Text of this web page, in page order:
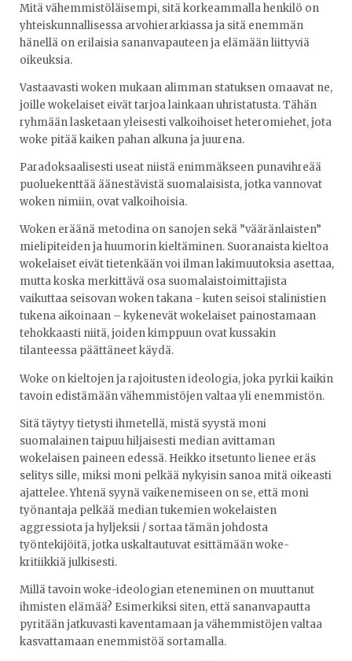
Mitä vähemmistöläisempi, sitä korkeammalla henkilö on
yhteiskunnallisessa arvohierarkiassa ja sitä enemmän
hänellä on erilaisia sananvapauteen ja elämään liittyviä
oikeuksia.
Vastaavasti woken mukaan alimman statuksen omaavat ne,
joille wokelaiset eivät tarjoa lainkaan uhristatusta. Tähän
ryhmään lasketaan yleisesti valkoihoiset heteromiehet, jota
woke pitää kaiken pahan alkuna ja juurena.
Paradoksaalisesti useat niistä enimmäkseen punavihreää
puoluekenttää äänestävistä suomalaisista, jotka vannovat
woken nimiin, ovat valkoihoisia.
Woken eräänä metodina on sanojen sekä ”vääränlaisten”
mielipiteiden ja huumorin kieltäminen. Suoranaista kieltoa
wokelaiset eivät tietenkään voi ilman lakimuutoksia asettaa,
mutta koska merkittävä osa suomalaistoimittajista
vaikuttaa seisovan woken takana - kuten seisoi stalinistien
tukena aikoinaan – kykenevät wokelaiset painostamaan
tehokkaasti niitä, joiden kimppuun ovat kussakin
tilanteessa päättäneet käydä.
Woke on kieltojen ja rajoitusten ideologia, joka pyrkii kaikin
tavoin edistämään vähemmistöjen valtaa yli enemmistön.
Sitä täytyy tietysti ihmetellä, mistä syystä moni
suomalainen taipuu hiljaisesti median avittaman
wokelaisen paineen edessä. Heikko itsetunto lienee eräs
selitys sille, miksi moni pelkää nykyisin sanoa mitä oikeasti
ajattelee. Yhtenä syynä vaikenemiseen on se, että moni
työnantaja pelkää median tukemien wokelaisten
aggressiota ja hyljeksii / sortaa tämän johdosta
työntekijöitä, jotka uskaltautuvat esittämään woke-
kritiikkiä julkisesti.
Millä tavoin woke-ideologian eteneminen on muuttanut
ihmisten elämää? Esimerkiksi siten, että sananvapautta
pyritään jatkuvasti kaventamaan ja vähemmistöjen valtaa
kasvattamaan enemmistöä sortamalla.